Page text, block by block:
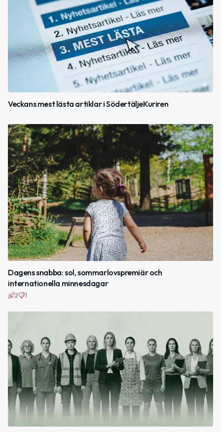
Veckans mest lästa artiklar i SödertäljeKuriren
Dagens snabba: sol, sommarlovspremiär och
internationella minnesdagar
2 1